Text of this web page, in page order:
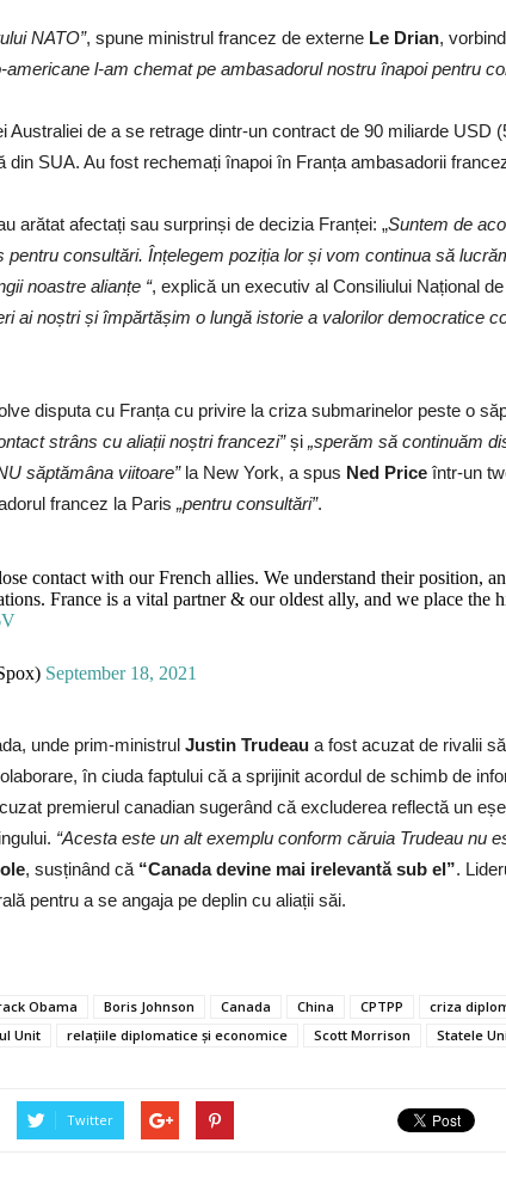
NATO”, spune ministrul francez de externe Le Drian,
l-am chemat pe ambasadorul nostru înapoi pentru
Australiei de a se retrage dintr-un contract de 90 miliarde
din SUA. Au fost rechemați înapoi în Franța ambasadorii
arătat afectați sau surprinși de decizia Franței: „Suntem de
consultări. Înțelegem poziția lor și vom continua să
noastre alianțe “, explică un executiv al Consiliului Național
ai noștri și împărtășim o lungă istorie a valorilor democratice
disputa cu Franța cu privire la criza submarinelor peste o
strâns cu aliații noștri francezi”și „sperăm să continuăm
săptămâna viitoare”la New York, a spus Ned Price într-un
francez la Paris „pentru consultări”.
contact with our French allies. We understand their position,
France is a vital partner & our oldest ally, and we place the
September 18, 2021
unde prim-ministrul Justin Trudeau a fost acuzat de rivalii
în ciuda faptului că a sprijinit acordul de schimb de
premierul canadian sugerând că excluderea reflectă un
“Acesta este un alt exemplu conform căruia Trudeau nu
, susținând că “Canada devine mai irelevantă sub el”.
pentru a se angaja pe deplin cu aliații săi.
Obama Boris Johnson Canada China CPTPP criza
Unit relațiile diplomatice și economice Scott Morrison Statele
Twitter